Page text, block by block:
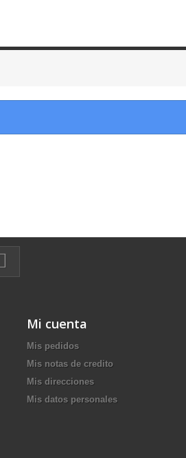
Mi cuenta
Mis pedidos
Mis notas de credito
Mis direcciones
Mis datos personales